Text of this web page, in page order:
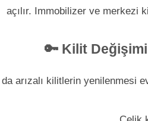
açılır. Immobilizer ve merkezi
🔑 Kilit
arızalı kilitlerin yenilenmesi